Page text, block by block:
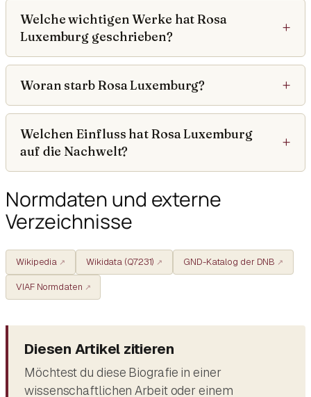
Welche wichtigen Werke hat Rosa
Luxemburg geschrieben?
Woran starb Rosa Luxemburg?
Welchen Einfluss hat Rosa Luxemburg
auf die Nachwelt?
Normdaten und externe
Verzeichnisse
Wikipedia Wikidata (Q7231) GND-Katalog der DNB
VIAF Normdaten
Diesen Artikel zitieren
Möchtest du diese Biografie in einer
wissenschaftlichen Arbeit oder einem